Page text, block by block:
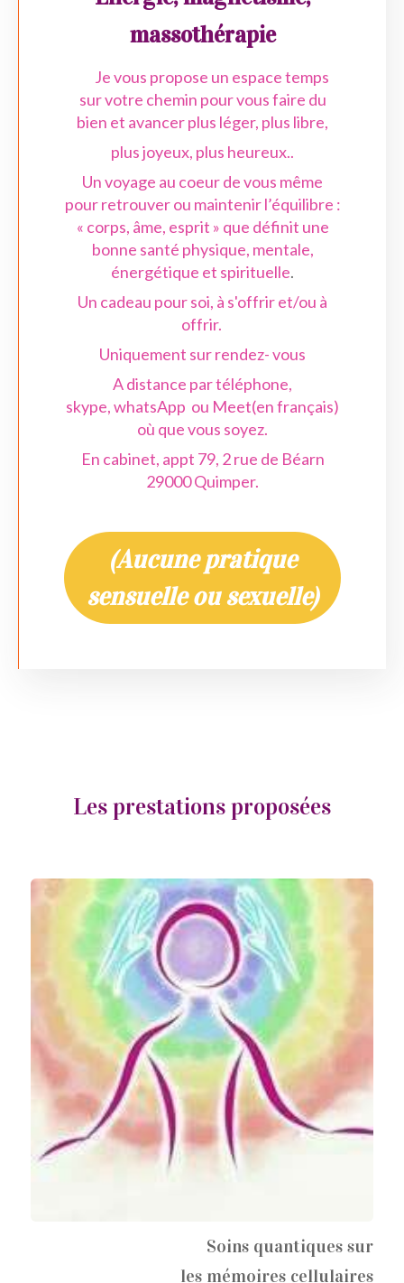
massothérapie
Je vous propose un espace temps
sur votre chemin pour vous faire du
bien et avancer plus léger, plus libre,
plus joyeux, plus heureux..
Un voyage au coeur de vous même
pour retrouver ou maintenir l’équilibre :
« corps, âme, esprit » que définit une
bonne santé physique, mentale,
énergétique et spirituelle.
Un cadeau pour soi, à s'offrir et/ou à
offrir.
Uniquement sur rendez- vous
A distance par téléphone,
skype, whatsApp ou Meet(en français)
où que vous soyez.
En cabinet, appt 79, 2 rue de Béarn
29000 Quimper.
(Aucune pratique
sensuelle ou sexuelle)
Les prestations proposées
Soins quantiques sur
les mémoires cellulaires